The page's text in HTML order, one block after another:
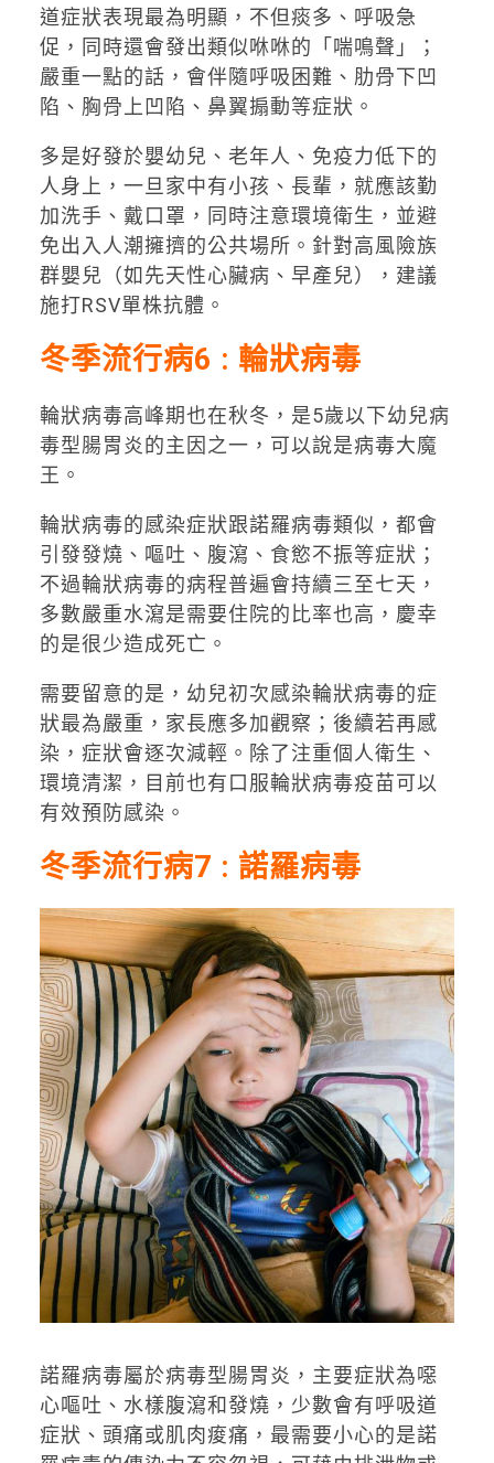
道症狀表現最為明顯，不但痰多、呼吸急
促，同時還會發出類似咻咻的「喘鳴聲」；
嚴重一點的話，會伴隨呼吸困難、肋骨下凹
陷、胸骨上凹陷、鼻翼搧動等症狀。
多是好發於嬰幼兒、老年人、免疫力低下的
人身上，一旦家中有小孩、長輩，就應該勤
加洗手、戴口罩，同時注意環境衛生，並避
免出入人潮擁擠的公共場所。針對高風險族
群嬰兒（如先天性心臟病、早產兒），建議
施打RSV單株抗體。
冬季流行病6 : 輪狀病毒
輪狀病毒高峰期也在秋冬，是5歲以下幼兒病
毒型腸胃炎的主因之一，可以說是病毒大魔
王。
輪狀病毒的感染症狀跟諾羅病毒類似，都會
引發發燒、嘔吐、腹瀉、食慾不振等症狀；
不過輪狀病毒的病程普遍會持續三至七天，
多數嚴重水瀉是需要住院的比率也高，慶幸
的是很少造成死亡。
需要留意的是，幼兒初次感染輪狀病毒的症
狀最為嚴重，家長應多加觀察；後續若再感
染，症狀會逐次減輕。除了注重個人衛生、
環境清潔，目前也有口服輪狀病毒疫苗可以
有效預防感染。
冬季流行病7 : 諾羅病毒
諾羅病毒屬於病毒型腸胃炎，主要症狀為噁
心嘔吐、水樣腹瀉和發燒，少數會有呼吸道
症狀、頭痛或肌肉痠痛，最需要小心的是諾